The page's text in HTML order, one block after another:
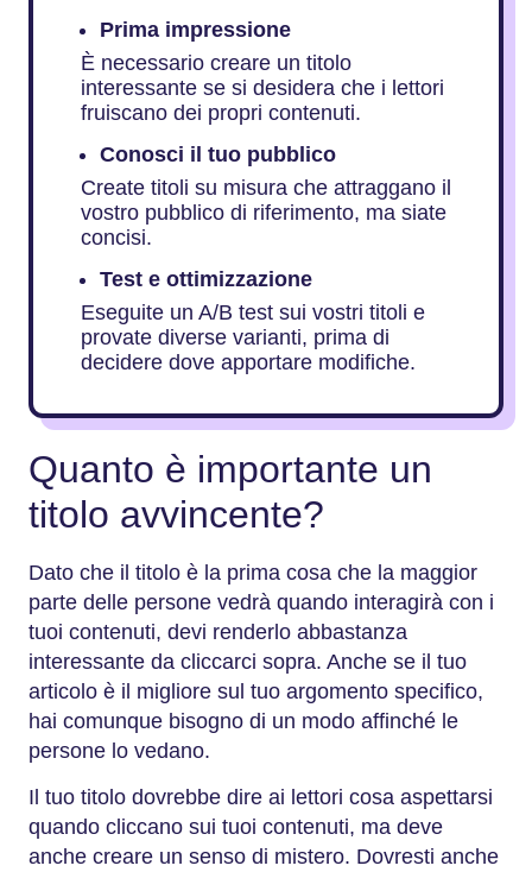
Prima impressione
È necessario creare un titolo
interessante se si desidera che i lettori
fruiscano dei propri contenuti.
Conosci il tuo pubblico
Create titoli su misura che attraggano il
vostro pubblico di riferimento, ma siate
concisi.
Test e ottimizzazione
Eseguite un A/B test sui vostri titoli e
provate diverse varianti, prima di
decidere dove apportare modifiche.
Quanto è importante un
titolo avvincente?
Dato che il titolo è la prima cosa che la maggior
parte delle persone vedrà quando interagirà con i
tuoi contenuti, devi renderlo abbastanza
interessante da cliccarci sopra. Anche se il tuo
articolo è il migliore sul tuo argomento specifico,
hai comunque bisogno di un modo affinché le
persone lo vedano.
Il tuo titolo dovrebbe dire ai lettori cosa aspettarsi
quando cliccano sui tuoi contenuti, ma deve
anche creare un senso di mistero. Dovresti anche